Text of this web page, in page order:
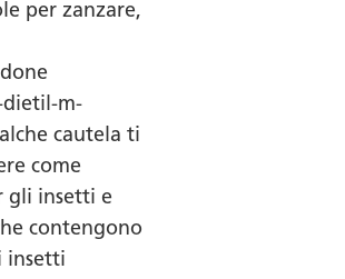
per zanzare,
dietil-m-
cautela ti
come
gli insetti e
contengono
insetti